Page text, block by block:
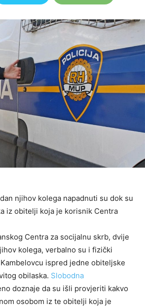
njihov kolega napadnuti su dok su
iz obitelji koja je korisnik Centra
Centra za socijalnu skrb, dvije
kolega, verbalno su i fizički
ispred jedne obiteljske
obilaska. Slobodna
doznaje da su išli provjeriti kakvo
osobom iz te obitelji koja je